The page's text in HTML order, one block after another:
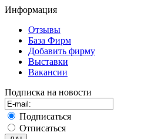
Информация
Отзывы
База Фирм
Добавить фирму
Выставки
Вакансии
Подписка на новости
Подписаться
Отписаться